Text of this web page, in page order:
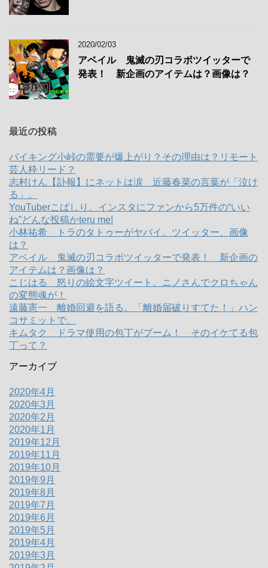
2020/02/03
アベイル 鬼滅の刃コラボツイッターで
発表！ 新企画のアイテムは？画像は？
最近の投稿
バイキング小峠の需要が爆上がり？その理由は？リモート
芸人枠リード？
志村けん【訃報】にネットは涙 近藤春菜の言葉が「泣け
る」。
YouTuberこばしり。インスタにファンから5万件の“いい
ね”どんな投稿かteru me!
小林祐希 トラのタトゥーがヤバイ。ツイッター、画像
は？
アベイル 鬼滅の刃コラボツイッターで発表！ 新企画の
アイテムは？画像は？
こじはる 怒りの絵文字ツイート。ニノさんでクロちゃん
の変態魂が！
遠藤憲一 離婚回避を語る。「離婚届破りすてた！」ハン
コサミットで。
キムタク ドラマ使用の包丁がブーム！ そのイケてる包
丁って？
アーカイブ
2020年4月
2020年3月
2020年2月
2020年1月
2019年12月
2019年11月
2019年10月
2019年9月
2019年8月
2019年7月
2019年6月
2019年5月
2019年4月
2019年3月